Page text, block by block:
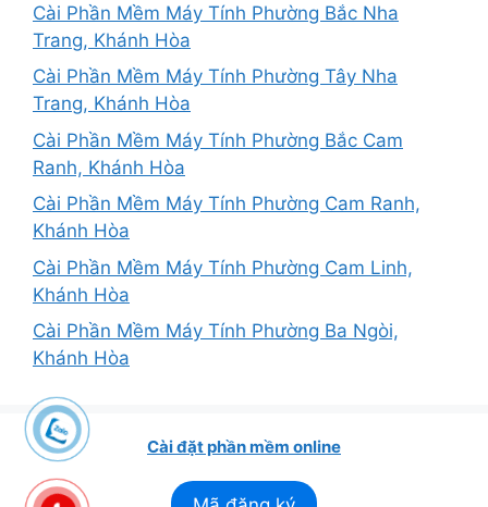
Cài Phần Mềm Máy Tính Phường Bắc Nha
Trang, Khánh Hòa
Cài Phần Mềm Máy Tính Phường Tây Nha
Trang, Khánh Hòa
Cài Phần Mềm Máy Tính Phường Bắc Cam
Ranh, Khánh Hòa
Cài Phần Mềm Máy Tính Phường Cam Ranh,
Khánh Hòa
Cài Phần Mềm Máy Tính Phường Cam Linh,
Khánh Hòa
Cài Phần Mềm Máy Tính Phường Ba Ngòi,
Khánh Hòa
Cài đặt phần mềm online